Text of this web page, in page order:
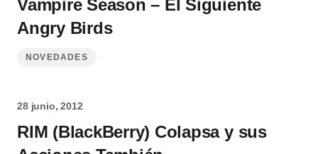
Vampire Season – El Siguiente
Angry Birds
NOVEDADES
28 junio, 2012
RIM (BlackBerry) Colapsa y sus